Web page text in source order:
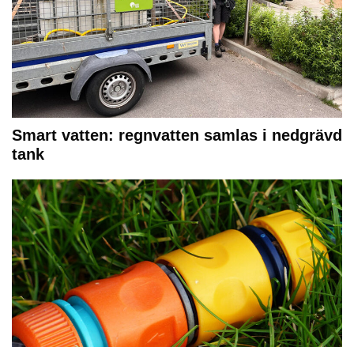
Smart vatten: regnvatten samlas i nedgrävd
tank